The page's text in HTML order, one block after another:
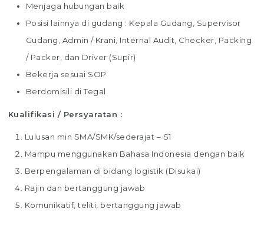
Menjaga hubungan baik
Posisi lainnya di gudang : Kepala Gudang, Supervisor
Gudang, Admin / Krani, Internal Audit, Checker, Packing
/ Packer, dan Driver (Supir)
Bekerja sesuai SOP
Berdomisili di Tegal
Kualifikasi / Persyaratan :
Lulusan min SMA/SMK/sederajat – S1
Mampu menggunakan Bahasa Indonesia dengan baik
Berpengalaman di bidang logistik (Disukai)
Rajin dan bertanggung jawab
Komunikatif, teliti, bertanggung jawab